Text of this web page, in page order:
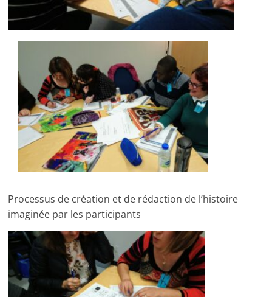
Processus de création et de rédaction de l’histoire
imaginée par les participants